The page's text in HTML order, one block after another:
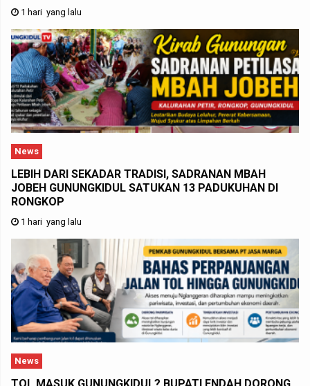
1 hari yang lalu
News
LEBIH DARI SEKADAR TRADISI, SADRANAN MBAH
JOBEH GUNUNGKIDUL SATUKAN 13 PADUKUHAN DI
RONGKOP
1 hari yang lalu
News